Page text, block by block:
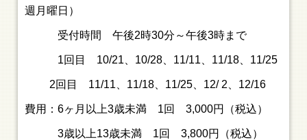
週月曜日）
受付時間 午後2時30分～午後3時まで
1回目 10/21、10/28、11/11、11/18、11/25
2回目 11/11、11/18、11/25、12/ 2、12/16
費用：6ヶ月以上3歳未満 1回 3,000円（税込）
3歳以上13歳未満 1回 3,800円（税込）